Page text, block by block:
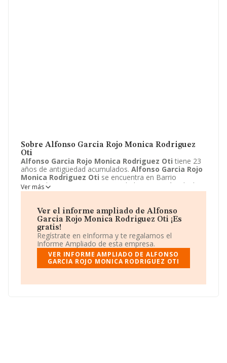
Sobre Alfonso Garcia Rojo Monica Rodriguez
Oti
Alfonso Garcia Rojo Monica Rodriguez Oti tiene 23
años de antigüedad acumulados. Alfonso Garcia Rojo
Monica Rodriguez Oti se encuentra en Barrio
Barrondo, 4 - AL TA 6. Su actividad CNAE está incluida
en 6820 - Alquiler de bienes inmobiliarios por cuenta
está registrada como Comunidad de bienes.
Ver más
Ver el informe ampliado de Alfonso
Garcia Rojo Monica Rodriguez Oti ¡Es
gratis!
Regístrate en eInforma y te regalamos el
Informe Ampliado de esta empresa.
VER INFORME AMPLIADO DE ALFONSO
GARCIA ROJO MONICA RODRIGUEZ OTI